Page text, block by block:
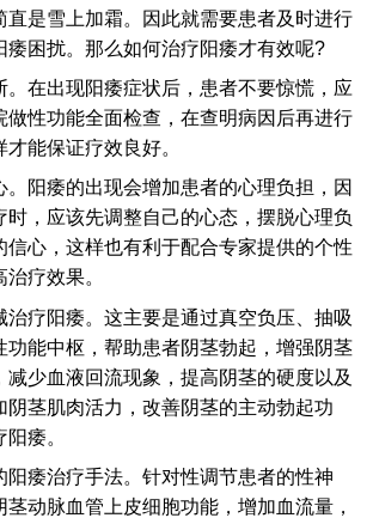
直是雪上加霜。因此就需要患者及时进行
痿困扰。那么如何治疗阳痿才有效呢?
在出现阳痿症状后，患者不要惊慌，应
做性功能全面检查，在查明病因后再进行
能保证疗效良好。
阳痿的出现会增加患者的心理负担，因
时，应该先调整自己的心态，摆脱心理负
信心，这样也有利于配合专家提供的个性
疗效果。
疗阳痿。这主要是通过真空负压、抽吸
功能中枢，帮助患者阴茎勃起，增强阴茎
减少血液回流现象，提高阴茎的硬度以及
阴茎肌肉活力，改善阴茎的主动勃起功
痿。
痿治疗手法。针对性调节患者的性神
动脉血管上皮细胞功能，增加血流量，